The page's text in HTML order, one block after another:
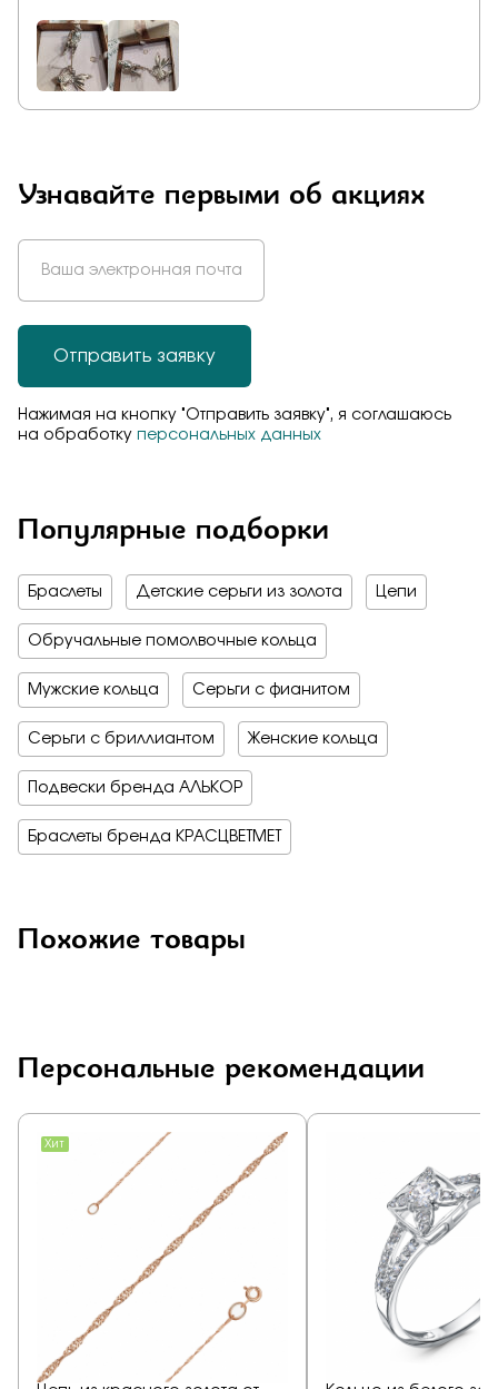
Узнавайте первыми об акциях
Отправить заявку
Нажимая на кнопку "Отправить заявку", я соглашаюсь
на обработку персональных данных
Популярные подборки
Браслеты Детские серьги из золота Цепи
Обручальные помолвочные кольца
Мужские кольца Серьги с фианитом
Серьги с бриллиантом Женские кольца
Подвески бренда АЛЬКОР
Браслеты бренда КРАСЦВЕТМЕТ
Похожие товары
Персональные рекомендации